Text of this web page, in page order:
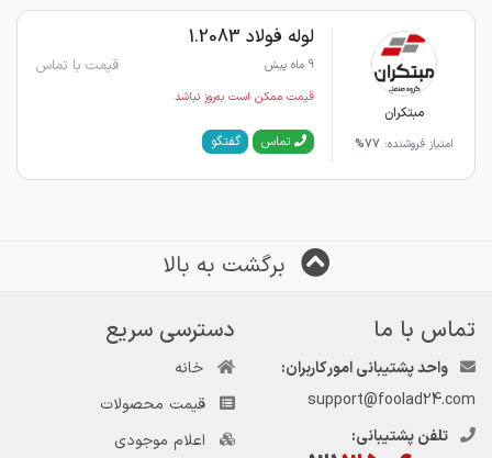
مبتکران
امتیاز فروشنده: 77%
لوله فولاد 1.2083
9 ماه پیش قیمت با تماس
قیمت ممکن است به‌روز نباشد
تماس گفتگو
برگشت به بالا
تماس با ما
واحد پشتیبانی امور کاربران:
support@foolad24.com
تلفن پشتیبانی:
دسترسی سریع
خانه
قیمت محصولات
اعلام موجودی